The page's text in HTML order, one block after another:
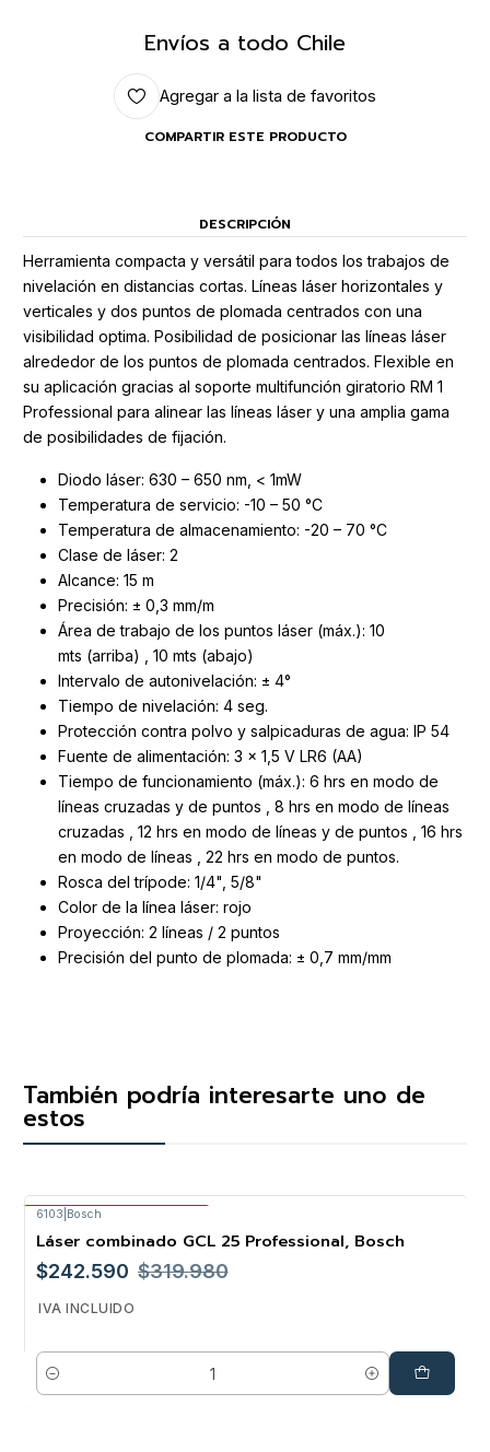
Envíos a todo Chile
Agregar a la lista de favoritos
COMPARTIR ESTE PRODUCTO
DESCRIPCIÓN
Herramienta compacta y versátil para todos los trabajos de
nivelación en distancias cortas. Líneas láser horizontales y
verticales y dos puntos de plomada centrados con una
visibilidad optima. Posibilidad de posicionar las líneas láser
alrededor de los puntos de plomada centrados. Flexible en
su aplicación gracias al soporte multifunción giratorio RM 1
Professional para alinear las líneas láser y una amplia gama
de posibilidades de fijación.
Diodo láser: 630 – 650 nm, < 1mW
Temperatura de servicio: -10 – 50 °C
Temperatura de almacenamiento: -20 – 70 °C
Clase de láser: 2
Alcance: 15 m
Precisión: ± 0,3 mm/m
Área de trabajo de los puntos láser (máx.): 10
mts (arriba) , 10 mts (abajo)
Intervalo de autonivelación: ± 4°
Tiempo de nivelación: 4 seg.
Protección contra polvo y salpicaduras de agua: IP 54
Fuente de alimentación: 3 x 1,5 V LR6 (AA)
Tiempo de funcionamiento (máx.): 6 hrs en modo de
líneas cruzadas y de puntos , 8 hrs en modo de líneas
cruzadas , 12 hrs en modo de líneas y de puntos , 16 hrs
en modo de líneas , 22 hrs en modo de puntos.
Rosca del trípode: 1/4", 5/8"
Color de la línea láser: rojo
Proyección: 2 líneas / 2 puntos
Precisión del punto de plomada: ± 0,7 mm/mm
También podría interesarte uno de
estos
Envío Gratis Bosch
-24%
6103 Bosch
Láser combinado GCL 25 Professional, Bosch
$242.590 $319.980
IVA INCLUIDO
Cantidad